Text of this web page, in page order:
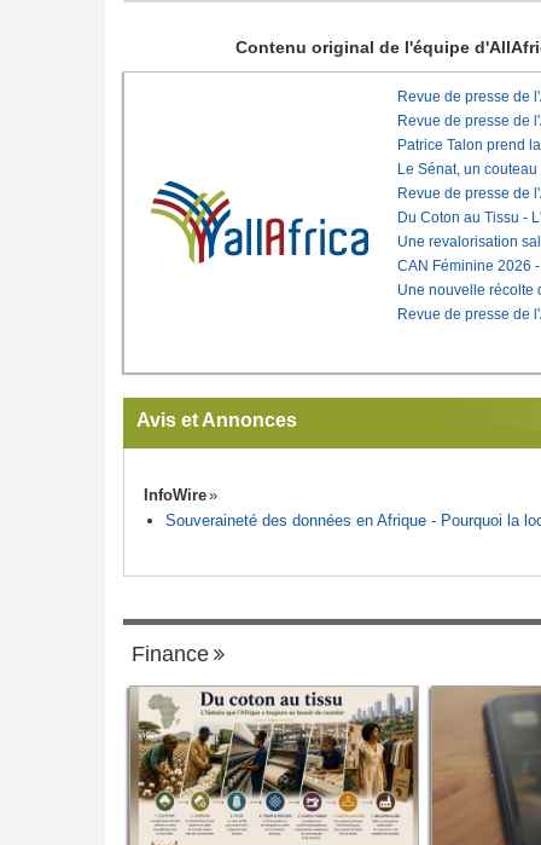
Contenu original de l'équipe
Revue de presse de
Revue de presse de
Patrice Talon prend
Le Sénat, un
Revue de presse de
Du Coton au Tissu -
Une revalorisation
CAN Féminine 2026
Une nouvelle récolte
Revue de presse de
Avis et Annonces
InfoWire
Souveraineté des données en Afrique - Pourquoi la
Finance